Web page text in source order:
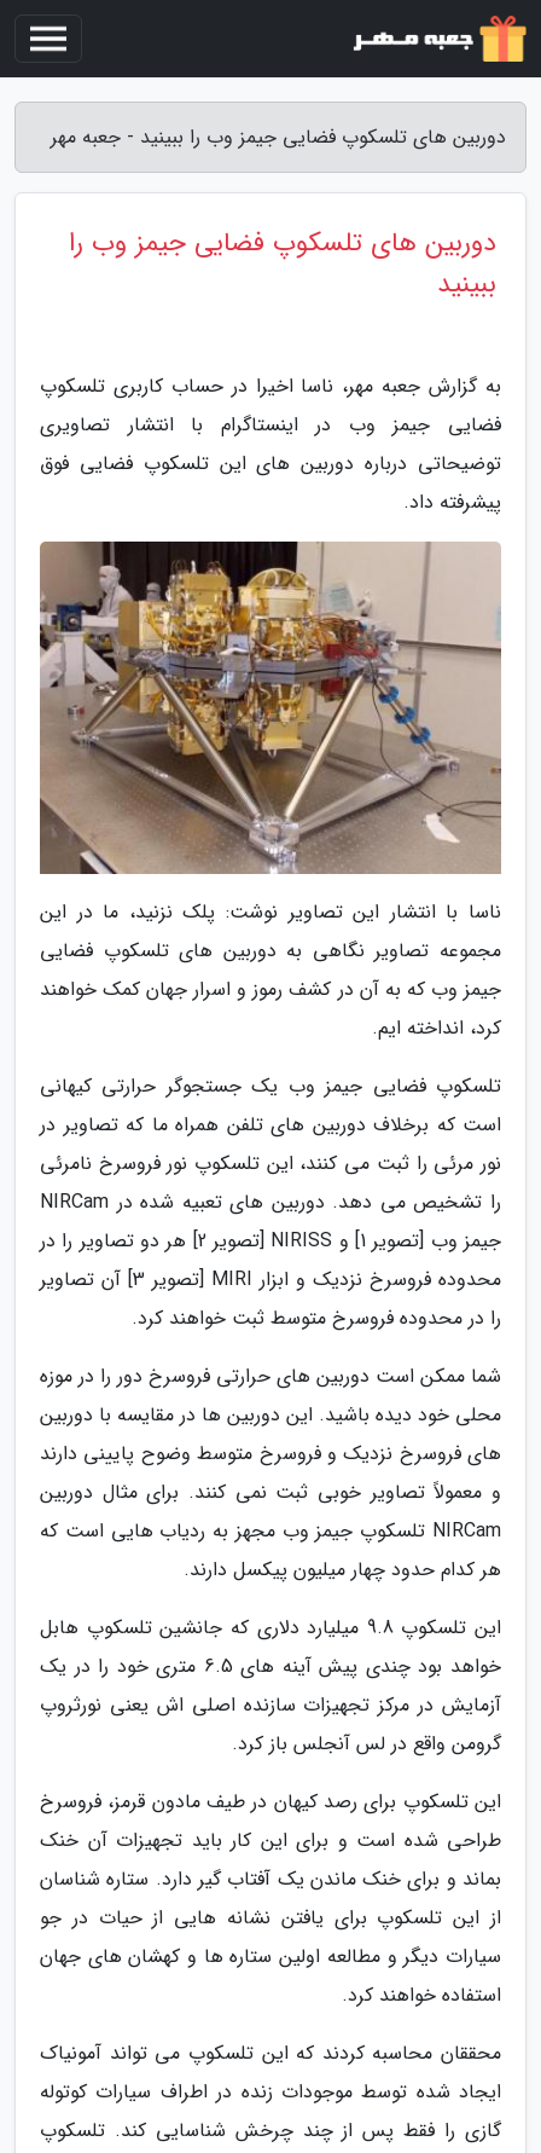
دوربین های تلسکوپ فضایی جیمز وب را ببینید - جعبه مهر
دوربین های تلسکوپ فضایی جیمز وب را
ببینید
به گزارش جعبه مهر، ناسا اخیرا در حساب کاربری تلسکوپ
فضایی جیمز وب در اینستاگرام با انتشار تصاویری
توضیحاتی درباره دوربین های این تلسکوپ فضایی فوق
پیشرفته داد.
ناسا با انتشار این تصاویر نوشت: پلک نزنید، ما در این
مجموعه تصاویر نگاهی به دوربین های تلسکوپ فضایی
جیمز وب که به آن در کشف رموز و اسرار جهان کمک خواهند
کرد، انداخته ایم.
تلسکوپ فضایی جیمز وب یک جستجوگر حرارتی کیهانی
است که برخلاف دوربین های تلفن همراه ما که تصاویر در
نور مرئی را ثبت می کنند، این تلسکوپ نور فروسرخ نامرئی
را تشخیص می دهد. دوربین های تعبیه شده در NIRCam
جیمز وب [تصویر 1] و NIRISS [تصویر 2] هر دو تصاویر را در
محدوده فروسرخ نزدیک و ابزار MIRI [تصویر 3] آن تصاویر
را در محدوده فروسرخ متوسط ثبت خواهند کرد.
شما ممکن است دوربین های حرارتی فروسرخ دور را در موزه
محلی خود دیده باشید. این دوربین ها در مقایسه با دوربین
های فروسرخ نزدیک و فروسرخ متوسط وضوح پایینی دارند
و معمولاً تصاویر خوبی ثبت نمی کنند. برای مثال دوربین
NIRCam تلسکوپ جیمز وب مجهز به ردیاب هایی است که
هر کدام حدود چهار میلیون پیکسل دارند.
این تلسکوپ 9.8 میلیارد دلاری که جانشین تلسکوپ هابل
خواهد بود چندی پیش آینه های 6.5 متری خود را در یک
آزمایش در مرکز تجهیزات سازنده اصلی اش یعنی نورثروپ
گرومن واقع در لس آنجلس باز کرد.
این تلسکوپ برای رصد کیهان در طیف مادون قرمز، فروسرخ
طراحی شده است و برای این کار باید تجهیزات آن خنک
بماند و برای خنک ماندن یک آفتاب گیر دارد. ستاره شناسان
از این تلسکوپ برای یافتن نشانه هایی از حیات در جو
سیارات دیگر و مطالعه اولین ستاره ها و کهشان های جهان
استفاده خواهند کرد.
محققان محاسبه کردند که این تلسکوپ می تواند آمونیاک
ایجاد شده توسط موجودات زنده در اطراف سیارات کوتوله
گازی را فقط پس از چند چرخش شناسایی کند. تلسکوپ